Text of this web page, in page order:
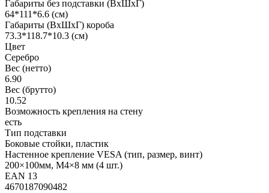
Габариты без подставки (ВхШхГ)
64*111*6.6 (см)
Габариты (ВхШхГ) короба
73.3*118.7*10.3 (см)
Цвет
Серебро
Вес (нетто)
6.90
Вес (брутто)
10.52
Возможность крепления на стену
есть
Тип подставки
Боковые стойки, пластик
Настенное крепление VESA (тип, размер, винт)
200×100мм, М4×8 мм (4 шт.)
EAN 13
4670187090482